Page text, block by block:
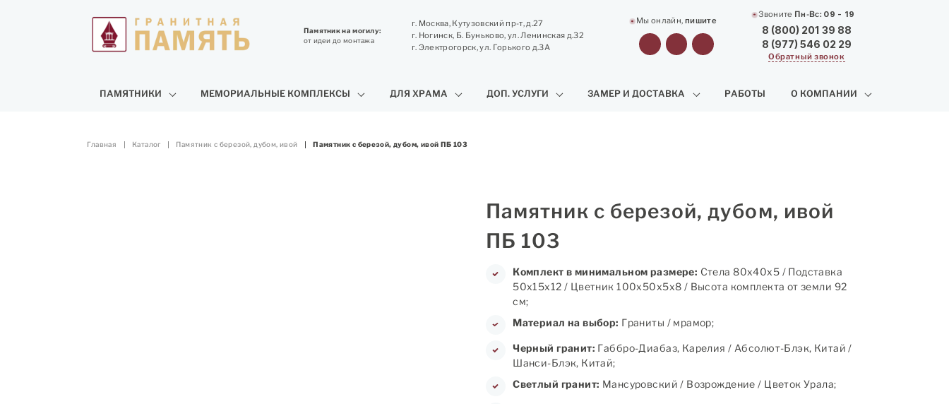
Памятник на могилу:
от идеи до монтажа
г. Москва, Кутузовский пр-т, д.27
г. Ногинск, Б. Буньково, ул. Ленинская д.32
г. Электрогорск, ул. Горького д.3А
Мы онлайн, пишите
Звоните Пн-Вс: 09 - 19
8 (800) 201 39 88
8 (977) 546 02 29
Обратный звонок
ПАМЯТНИКИ МЕМОРИАЛЬНЫЕ КОМПЛЕКСЫ ДЛЯ ХРАМА ДОП. УСЛУГИ ЗАМЕР И ДОСТАВКА РАБОТЫ О КОМПАНИИ
Главная Каталог Памятник с березой, дубом, ивой Памятник с березой, дубом, ивой ПБ 103
Памятник с березой, дубом, ивой
ПБ 103
Комплект в минимальном размере: Стела 80х40х5 / Подставка
50х15х12 / Цветник 100х50х5х8 / Высота комплекта от земли 92
см;
Материал на выбор: Граниты / мрамор;
Черный гранит: Габбро-Диабаз, Карелия / Абсолют-Блэк, Китай /
Шанси-Блэк, Китай;
Светлый гранит: Мансуровский / Возрождение / Цветок Урала;